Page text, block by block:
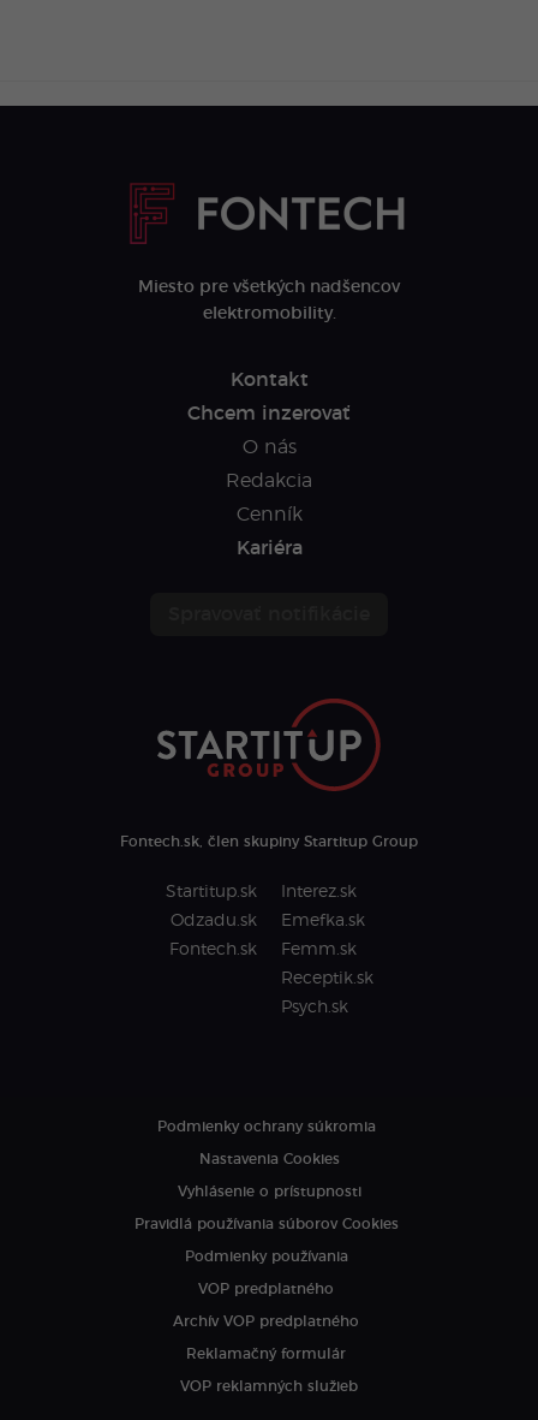
Miesto pre všetkých nadšencov
elektromobility.
Kontakt
Chcem inzerovať
O nás
Redakcia
Cenník
Kariéra
Fontech.sk, člen skupiny Startitup Group
Startitup.sk
Odzadu.sk
Fontech.sk
Interez.sk
Emefka.sk
Femm.sk
Receptik.sk
Psych.sk
Podmienky ochrany súkromia
Nastavenia Cookies
Vyhlásenie o prístupnosti
Pravidlá používania súborov Cookies
Podmienky používania
VOP predplatného
Archív VOP predplatného
Reklamačný formulár
VOP reklamných služieb